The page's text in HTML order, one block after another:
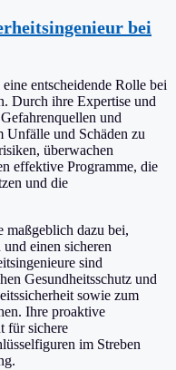
bei
entscheidende Rolle bei
Durch ihre Expertise und
und
Unfälle und Schäden zu
überwachen
effektive Programme, die
und die
maßgeblich dazu bei,
einen sicheren
sind
Gesundheitsschutz und
sowie zum
Ihre proaktive
für sichere
im Streben